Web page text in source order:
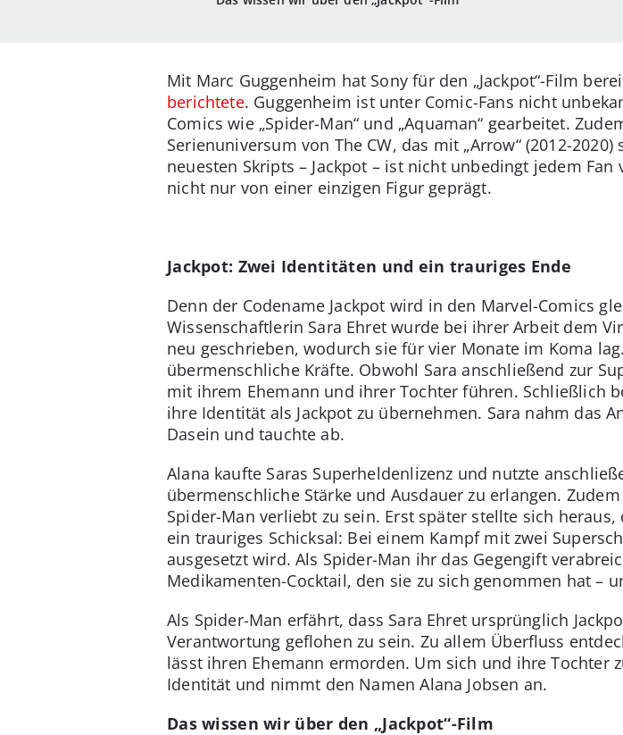
Mit Marc Guggenheim hat Sony für den „Jackpot“-Film
berichtete. Guggenheim ist unter Comic-Fans nicht
Comics wie „Spider-Man“ und „Aquaman“ gearbeitet.
Serienuniversum von The CW, das mit „Arrow“ (2012-
neuesten Skripts – Jackpot – ist nicht unbedingt jedem Fan
nicht nur von einer einzigen Figur geprägt.
Jackpot: Zwei Identitäten und ein trauriges Ende
Denn der Codename Jackpot wird in den Marvel-Comics
Wissenschaftlerin Sara Ehret wurde bei ihrer Arbeit dem
neu geschrieben, wodurch sie für vier Monate im Koma
übermenschliche Kräfte. Obwohl Sara anschließend zur
mit ihrem Ehemann und ihrer Tochter führen. Schließlich
ihre Identität als Jackpot zu übernehmen. Sara nahm das
Dasein und tauchte ab.
Alana kaufte Saras Superheldenlizenz und nutzte
übermenschliche Stärke und Ausdauer zu erlangen.
Spider-Man verliebt zu sein. Erst später stellte sich
ein trauriges Schicksal: Bei einem Kampf mit zwei
ausgesetzt wird. Als Spider-Man ihr das Gegengift
Medikamenten-Cocktail, den sie zu sich genommen hat –
Als Spider-Man erfährt, dass Sara Ehret ursprünglich
Verantwortung geflohen zu sein. Zu allem Überfluss
lässt ihren Ehemann ermorden. Um sich und ihre Tochter
Identität und nimmt den Namen Alana Jobsen an.
Das wissen wir über den „Jackpot“-Film